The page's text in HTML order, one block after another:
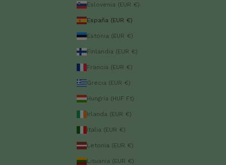
Eslovenia (EUR €)
España (EUR €)
Estonia (EUR €)
Finlandia (EUR €)
Francia (EUR €)
Grecia (EUR €)
Hungría (HUF Ft)
Irlanda (EUR €)
Italia (EUR €)
Letonia (EUR €)
Lituania (EUR €)